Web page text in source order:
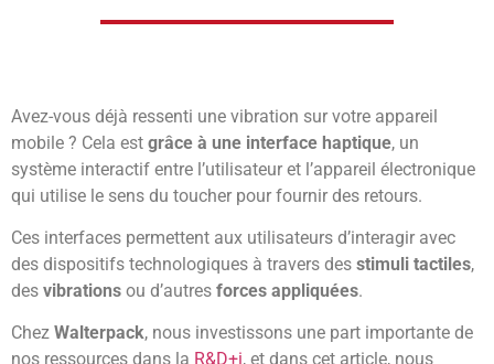
Avez-vous déjà ressenti une vibration sur votre appareil
mobile ? Cela est grâce à une interface haptique, un
système interactif entre l’utilisateur et l’appareil électronique
qui utilise le sens du toucher pour fournir des retours.
Ces interfaces permettent aux utilisateurs d’interagir avec
des dispositifs technologiques à travers des stimuli tactiles,
des vibrations ou d’autres forces appliquées.
Chez Walterpack, nous investissons une part importante de
nos ressources dans la R&D+i, et dans cet article, nous